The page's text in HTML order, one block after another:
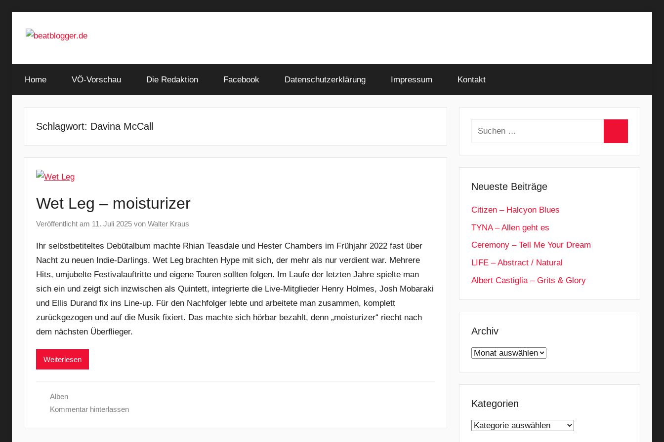
Inhalt
beatblogger.de
and
the
Home VÖ-Vorschau Die Redaktion Facebook Datenschutzerklärung Impressum Kontakt
Schlagwort: Davina McCall
Wet Leg – moisturizer
Veröffentlicht am 11. Juli 2025 von Walter Kraus
Ihr selbstbetiteltes Debütalbum machte Rhian Teasdale und Hester Chambers im Frühjahr 2022 fast über
Nacht zu neuen Indie-Darlings. Wet Leg brachten Hype mit sich, der mehr als nur verdient war. Mehrere
Hits, umjubelte Festivalauftritte und eigene Touren sollten folgen. Im Laufe der letzten Jahre spielte man
sich ein und zeigt sich inzwischen als Quintett, integrierte die Live-Mitglieder Henry Holmes, Josh Mobaraki
und Ellis Durand fix ins Line-up. Für den Nachfolger lebte und arbeitete man zusammen, komplett
zurückgezogen und auf die Musik fixiert. Das machte sich hörbar bezahlt, denn „moisturizer“ riecht nach
dem nächsten Überflieger.
Weiterlesen
Alben
Kommentar hinterlassen
Suchen
Neueste Beiträge
Citizen – Halcyon Blues
TYNA – Allen geht es
Ceremony – Tell Me Your Dream
LIFE – Abstract / Natural
Albert Castiglia – Grits & Glory
Archiv
Archiv
Kategorien
Kategorien